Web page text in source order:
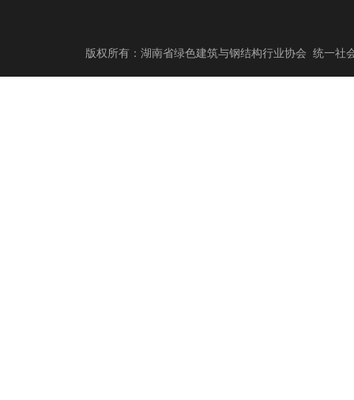
版权所有：湖南省绿色建筑与钢结构行业协会 统一